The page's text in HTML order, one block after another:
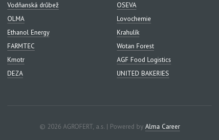
Vodňanská drůbež
OSEVA
OLMA
Lovochemie
Ethanol Energy
Krahulík
FARMTEC
Wotan Forest
Kmotr
AGF Food Logistics
DEZA
UNITED BAKERIES
© 2026 AGROFERT, a.s. | Powered by Alma Career